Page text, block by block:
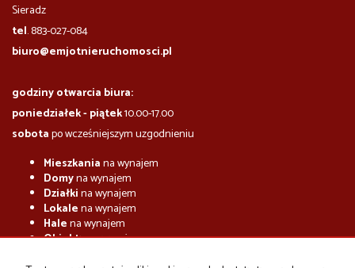
​​​​​Sieradz
tel. 883-027-084
biuro@emjotnieruchomosci.pl
godziny otwarcia biura:
poniedziałek - piątek10.00-17.00
sobotapo wcześniejszym uzgodnieniu
Mieszkaniana wynajem
Domyna wynajem
Działkina wynajem
Lokalena wynajem
Halena wynajem
Obiektyna wynajem